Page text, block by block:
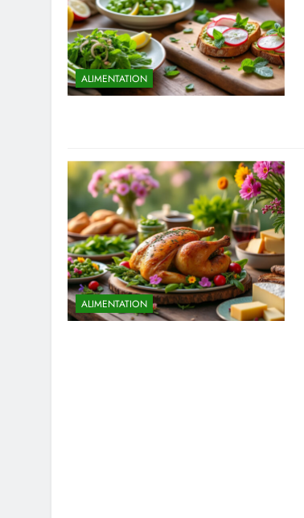
ALIMENTATION
ALIMENTATION